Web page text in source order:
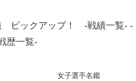
ピックアップ！ -戦績一覧- -
歴一覧-
女子選手名鑑